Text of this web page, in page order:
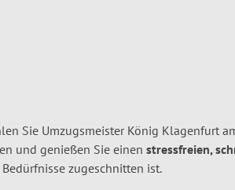
Sie Umzugsmeister König Klagenfurt
und genießen Sie einen stressfreien,
zugeschnitten ist.